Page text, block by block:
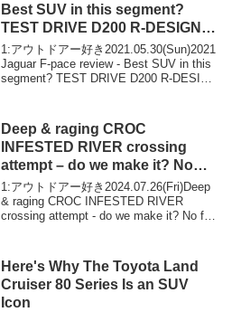
Best SUV in this segment?
TEST DRIVE D200 R-DESIGN
(Facelift) UK 4K
1:アウトドアー好き2021.05.30(Sun)2021
Jaguar F-pace review - Best SUV in this
segment? TEST DRIVE D200 R-DESIGN
Deep & raging CROC
INFESTED RIVER crossing
attempt – do we make it? No
fuel & water in the Kimberley
1:アウトドアー好き2024.07.26(Fri)Deep
& raging CROC INFESTED RIVER
crossing attempt - do we make it? No fuel
Here's Why The Toyota Land
Cruiser 80 Series Is an SUV
Icon